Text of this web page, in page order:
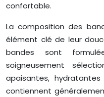
confortable.
La composition des
élément clé de leur
bandes sont
soigneusement
apaisantes,
contiennent